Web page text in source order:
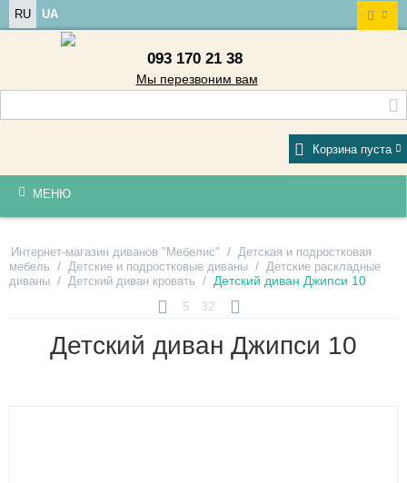
RU UA
093 170 21 38
Мы перезвоним вам
Корзина пуста
МЕНЮ
Интернет-магазин диванов "Мебелис" / Детская и подростковая
мебель / Детские и подростковые диваны / Детские раскладные
диваны / Детский диван кровать / Детский диван Джипси 10
5
32
Детский диван Джипси 10